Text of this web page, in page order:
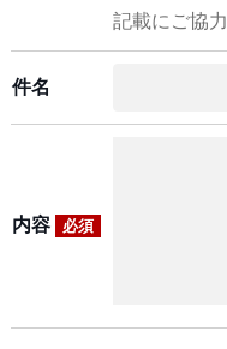
記載にご協
件名
内容 必須